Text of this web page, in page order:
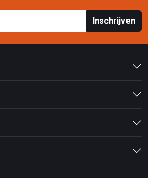
Inschrijven